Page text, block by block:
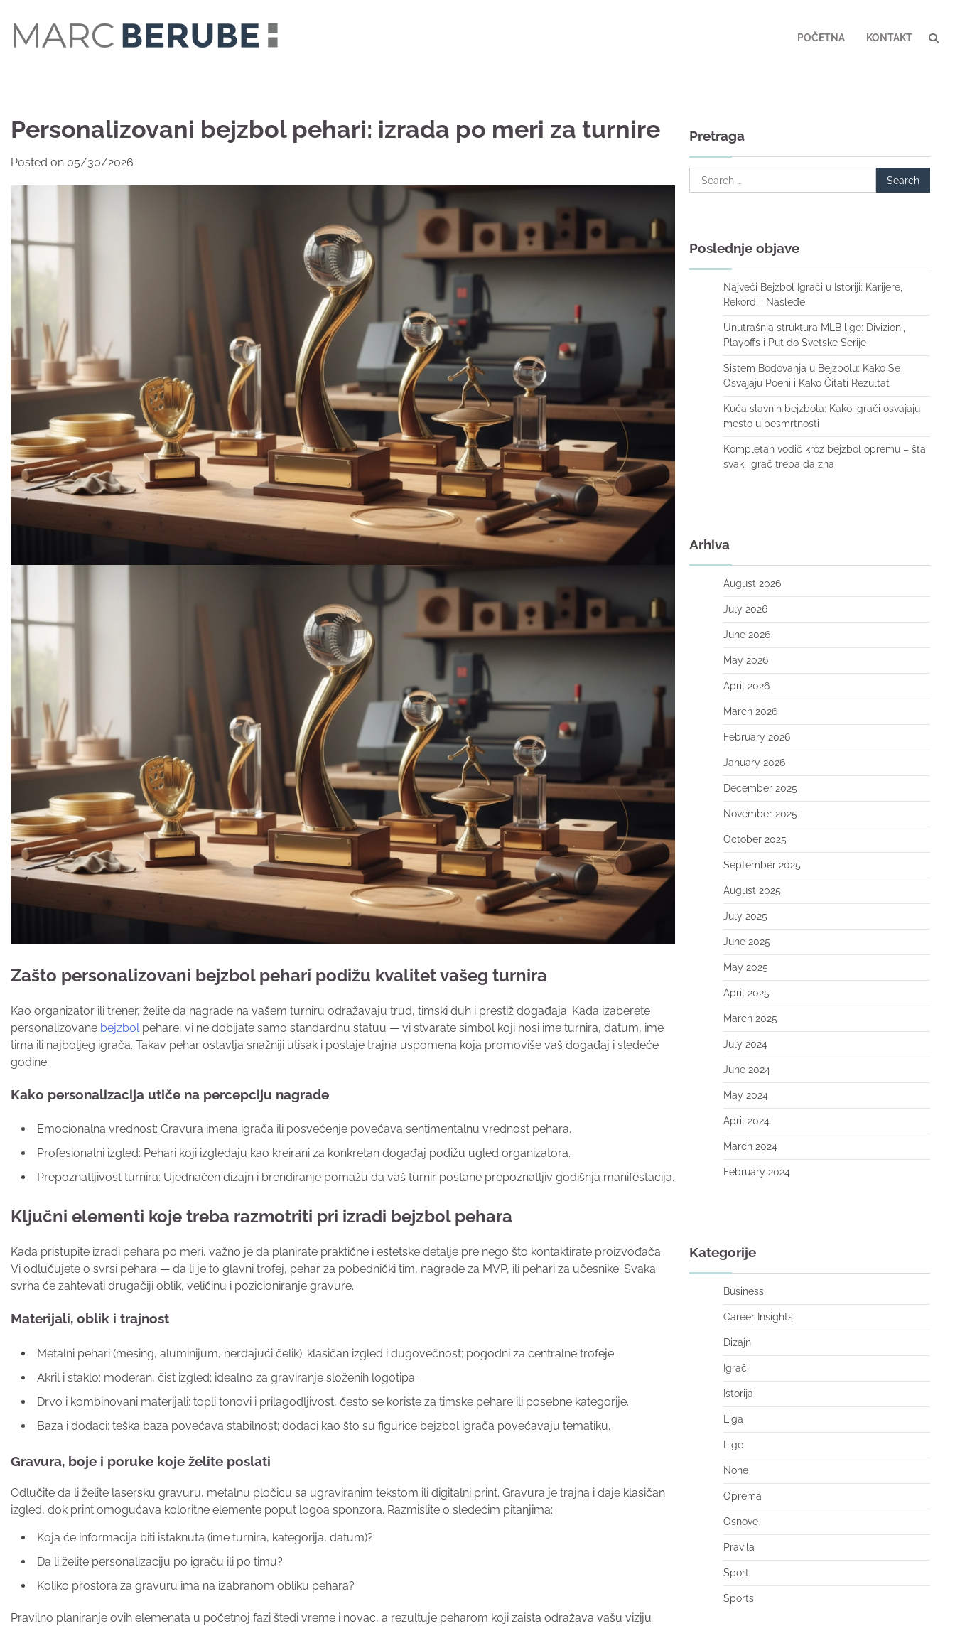
content
POČETNA KONTAKT
Personalizovani bejzbol pehari: izrada po meri za turnire
Posted on 05/30/2026
Zašto personalizovani bejzbol pehari podižu kvalitet vašeg turnira
Kao organizator ili trener, želite da nagrade na vašem turniru odražavaju trud, timski duh i prestiž događaja. Kada izaberete
personalizovane bejzbolpehare, vi ne dobijate samo standardnu statuu — vi stvarate simbol koji nosi ime turnira, datum, ime
tima ili najboljeg igrača. Takav pehar ostavlja snažniji utisak i postaje trajna uspomena koja promoviše vaš događaj i sledeće
godine.
Kako personalizacija utiče na percepciju nagrade
Emocionalna vrednost: Gravura imena igrača ili posvećenje povećava sentimentalnu vrednost pehara.
Profesionalni izgled: Pehari koji izgledaju kao kreirani za konkretan događaj podižu ugled organizatora.
Prepoznatljivost turnira: Ujednačen dizajn i brendiranje pomažu da vaš turnir postane prepoznatljiv godišnja manifestacija.
Ključni elementi koje treba razmotriti pri izradi bejzbol pehara
Kada pristupite izradi pehara po meri, važno je da planirate praktične i estetske detalje pre nego što kontaktirate proizvođača.
Vi odlučujete o svrsi pehara — da li je to glavni trofej, pehar za pobednički tim, nagrade za MVP, ili pehari za učesnike. Svaka
svrha će zahtevati drugačiji oblik, veličinu i pozicioniranje gravure.
Materijali, oblik i trajnost
Metalni pehari (mesing, aluminijum, nerđajući čelik): klasičan izgled i dugovečnost; pogodni za centralne trofeje.
Akril i staklo: moderan, čist izgled; idealno za graviranje složenih logotipa.
Drvo i kombinovani materijali: topli tonovi i prilagodljivost, često se koriste za timske pehare ili posebne kategorije.
Baza i dodaci: teška baza povećava stabilnost; dodaci kao što su figurice bejzbol igrača povećavaju tematiku.
Gravura, boje i poruke koje želite poslati
Odlučite da li želite lasersku gravuru, metalnu pločicu sa ugraviranim tekstom ili digitalni print. Gravura je trajna i daje klasičan
izgled, dok print omogućava koloritne elemente poput logoa sponzora. Razmislite o sledećim pitanjima:
Koja će informacija biti istaknuta (ime turnira, kategorija, datum)?
Da li želite personalizaciju po igraču ili po timu?
Koliko prostora za gravuru ima na izabranom obliku pehara?
Pravilno planiranje ovih elemenata u početnoj fazi štedi vreme i novac, a rezultuje peharom koji zaista odražava vašu viziju
Pretraga
Search
for:
Poslednje objave
Najveći Bejzbol Igrači u Istoriji: Karijere,
Rekordi i Nasleđe
Unutrašnja struktura MLB lige: Divizioni,
Playoffs i Put do Svetske Serije
Sistem Bodovanja u Bejzbolu: Kako Se
Osvajaju Poeni i Kako Čitati Rezultat
Kuća slavnih bejzbola: Kako igrači osvajaju
mesto u besmrtnosti
Kompletan vodič kroz bejzbol opremu – šta
svaki igrač treba da zna
Arhiva
August 2026
July 2026
June 2026
May 2026
April 2026
March 2026
February 2026
January 2026
December 2025
November 2025
October 2025
September 2025
August 2025
July 2025
June 2025
May 2025
April 2025
March 2025
July 2024
June 2024
May 2024
April 2024
March 2024
February 2024
Kategorije
Business
Career Insights
Dizajn
Igrači
Istorija
Liga
Lige
None
Oprema
Osnove
Pravila
Sport
Sports